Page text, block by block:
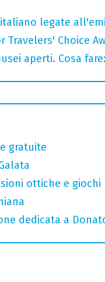
legate
Choice
aperti. Cosa
gratuite
ottiche e giochi
dedicata a